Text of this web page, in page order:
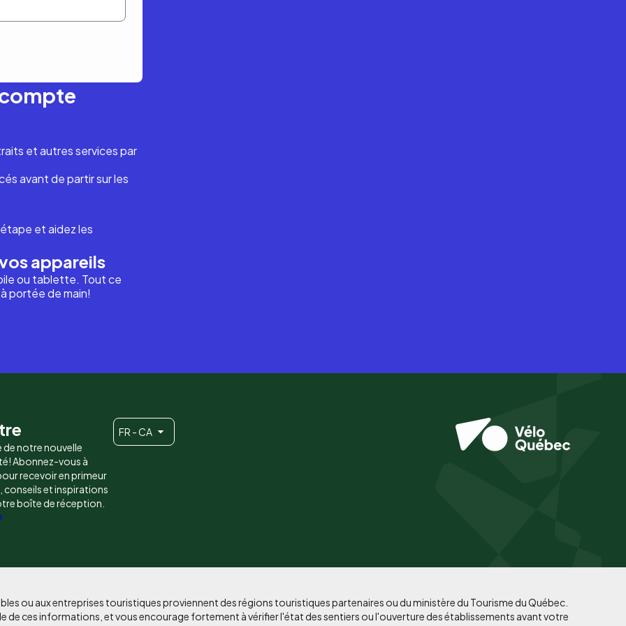
et autres services par
avant de partir sur les
et aidez les
appareils
ou tablette. Tout ce
portée de main!
de notre nouvelle
Abonnez-vous à
recevoir en primeur
conseils et inspirations
boîte de réception.
FR - CA
ou aux entreprises touristiques proviennent des régions touristiques partenaires ou du ministère du Tourisme du Québec.
de ces informations, et vous encourage fortement à vérifier l'état des sentiers ou l'ouverture des établissements avant votre